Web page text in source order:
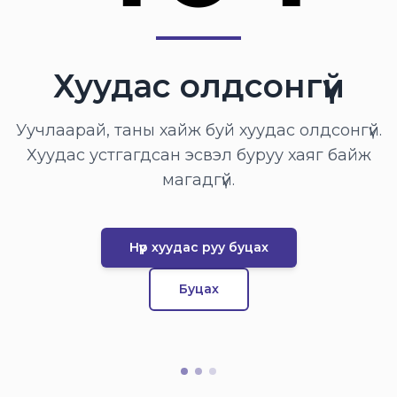
Хуудас олдсонгүй
Уучлаарай, таны хайж буй хуудас олдсонгүй.
Хуудас устгагдсан эсвэл буруу хаяг байж
магадгүй.
Нүүр хуудас руу буцах
Буцах